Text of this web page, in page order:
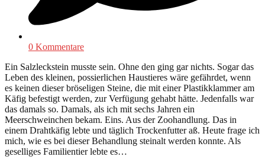
0 Kommentare
Ein Salzleckstein musste sein. Ohne den ging gar nichts. Sogar das
Leben des kleinen, possierlichen Haustieres wäre gefährdet, wenn
es keinen dieser bröseligen Steine, die mit einer Plastikklammer am
Käfig befestigt werden, zur Verfügung gehabt hätte. Jedenfalls war
das damals so. Damals, als ich mit sechs Jahren ein
Meerschweinchen bekam. Eins. Aus der Zoohandlung. Das in
einem Drahtkäfig lebte und täglich Trockenfutter aß. Heute frage ich
mich, wie es bei dieser Behandlung steinalt werden konnte. Als
geselliges Familientier lebte es…